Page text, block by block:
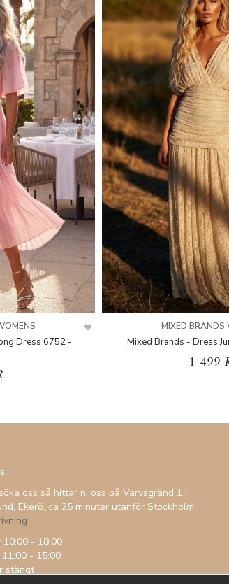
Dress 6752 -
MIXED BRANDS
Mixed Brands - Dress
1 499
oss så hittar ni oss på Varvsgränd 1 i
Ekerö, ca 25 minuter utanför Stockholm.
10:00 - 18:00
- 15:00
stängt